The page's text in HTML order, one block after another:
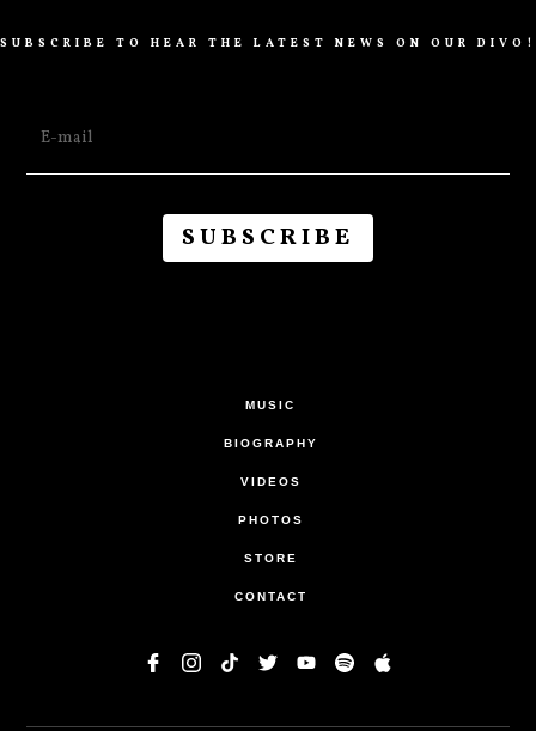
SUBSCRIBE TO HEAR THE LATEST NEWS ON OUR DIVO!
MUSIC
BIOGRAPHY
VIDEOS
PHOTOS
STORE
CONTACT